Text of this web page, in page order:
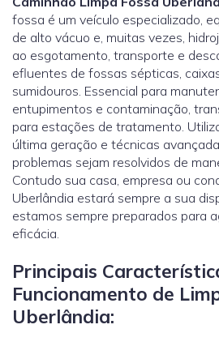
fossa é um veículo especializado,
de alto vácuo e, muitas vezes,
ao esgotamento, transporte e
efluentes de fossas sépticas,
sumidouros. Essencial para
entupimentos e contaminação,
para estações de tratamento.
última geração e técnicas
problemas sejam resolvidos de
Contudo sua casa, empresa ou
Uberlândia estará sempre a sua
estamos sempre preparados para
eficácia.
Principais
Funcionamento de
Uberlândia: